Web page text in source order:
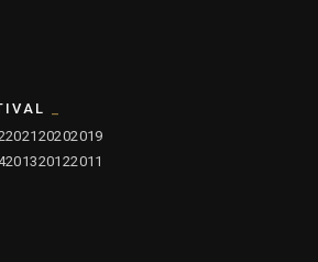
2021 20202019
201320122011